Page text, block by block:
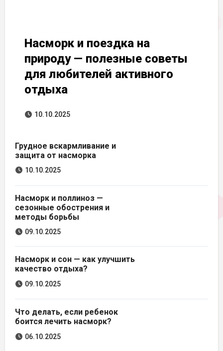
Насморк и поездка на
природу — полезные советы
для любителей активного
отдыха
10.10.2025
Грудное вскармливание и
защита от насморка
10.10.2025
Насморк и поллиноз —
сезонные обострения и
методы борьбы
09.10.2025
Насморк и сон — как улучшить
качество отдыха?
09.10.2025
Что делать, если ребенок
боится лечить насморк?
06.10.2025